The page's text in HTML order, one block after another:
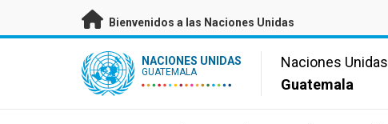
Saltar a contenido principal
Bienvenidos a las Naciones Unidas
UN Logo NACIONES UNIDAS
GUATEMALA
Naciones Unidas
Guatemala